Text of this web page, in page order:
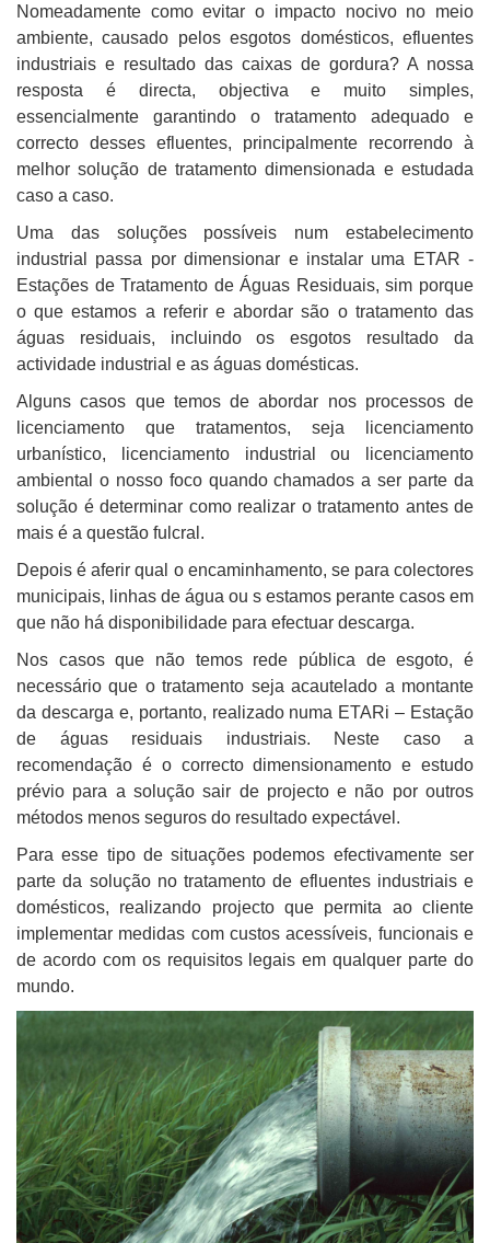
Nomeadamente como evitar o impacto nocivo no meio
ambiente, causado pelos esgotos domésticos, efluentes
industriais e resultado das caixas de gordura? A nossa
resposta é directa, objectiva e muito simples,
essencialmente garantindo o tratamento adequado e
correcto desses efluentes, principalmente recorrendo à
melhor solução de tratamento dimensionada e estudada
caso a caso.
Uma das soluções possíveis num estabelecimento
industrial passa por dimensionar e instalar uma ETAR -
Estações de Tratamento de Águas Residuais, sim porque
o que estamos a referir e abordar são o tratamento das
águas residuais, incluindo os esgotos resultado da
actividade industrial e as águas domésticas.
Alguns casos que temos de abordar nos processos de
licenciamento que tratamentos, seja licenciamento
urbanístico, licenciamento industrial ou licenciamento
ambiental o nosso foco quando chamados a ser parte da
solução é determinar como realizar o tratamento antes de
mais é a questão fulcral.
Depois é aferir qual o encaminhamento, se para colectores
municipais, linhas de água ou s estamos perante casos em
que não há disponibilidade para efectuar descarga.
Nos casos que não temos rede pública de esgoto, é
necessário que o tratamento seja acautelado a montante
da descarga e, portanto, realizado numa ETARi – Estação
de águas residuais industriais. Neste caso a
recomendação é o correcto dimensionamento e estudo
prévio para a solução sair de projecto e não por outros
métodos menos seguros do resultado expectável.
Para esse tipo de situações podemos efectivamente ser
parte da solução no tratamento de efluentes industriais e
domésticos, realizando projecto que permita ao cliente
implementar medidas com custos acessíveis, funcionais e
de acordo com os requisitos legais em qualquer parte do
mundo.